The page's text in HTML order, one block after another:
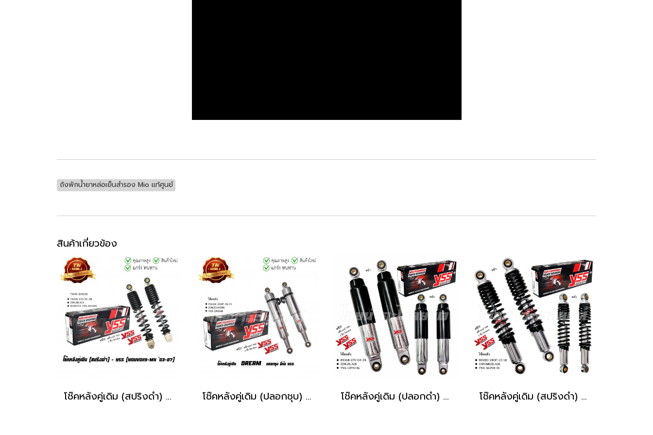
ถังพักน้ำยาหล่อเย็นสำรอง Mio แท้ศูนย์
สินค้าเกี่ยวข้อง
โช๊คหลังคู่เดิม (สปริงดำ) รุ่น NOUVO ยี่ห้อ YSS โรงงานมาตรฐาน มอก 100% โช๊คหลังคู่เดิม (ปลอกชุบ) รุ่น DREAM ยี่ห้อ YSS โรงงานมาตรฐาน มอก 100% โช๊คหลังคู่เดิม (ปลอกดำ) รุ่น CRYSTAL ยี่ห้อ YSS โรงงานมาตรฐาน มอก 100% โช๊คหลังคู่เดิม (สปริงดำ) รุ่น SUPER-RC ยี่ห้อ YSS โรงงานมาตรฐาน มอก 100%